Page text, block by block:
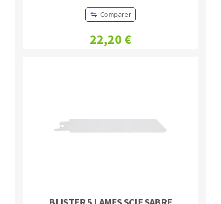
Comparer
22,20 €